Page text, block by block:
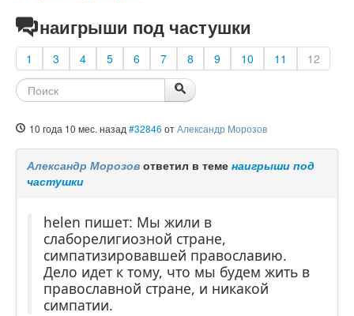
наигрыши под частушки
1 3 4 5 6 7 8 9 10 11 12
10 года 10 мес. назад #32846 отАлександр Морозов
Александр Морозов ответил в теме наигрыши под
частушки
helen пишет: Мы жили в
слаборелигиозной стране,
симпатизировавшей православию.
Дело идет к тому, что мы будем жить в
православной стране, и никакой
симпатии.